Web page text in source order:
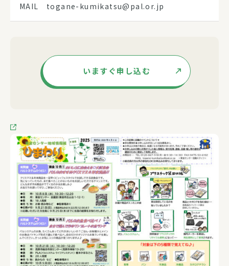
MAIL togane-kumikatsu@pal.or.jp
いますぐ申し込む